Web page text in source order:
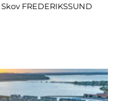
FREDERIKSSUND